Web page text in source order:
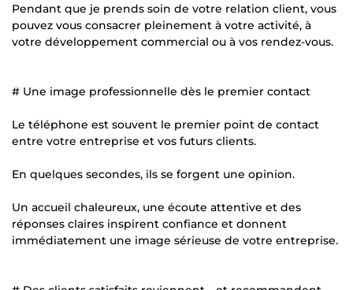
Pendant que je prends soin de votre relation client, vous
pouvez vous consacrer pleinement à votre activité, à
votre développement commercial ou à vos rendez-vous.
# Une image professionnelle dès le premier contact
Le téléphone est souvent le premier point de contact
entre votre entreprise et vos futurs clients.
En quelques secondes, ils se forgent une opinion.
Un accueil chaleureux, une écoute attentive et des
réponses claires inspirent confiance et donnent
immédiatement une image sérieuse de votre entreprise.